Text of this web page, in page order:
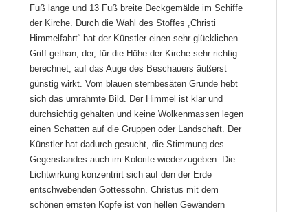
Fuß lange und 13 Fuß breite Deckgemälde im Schiffe
der Kirche. Durch die Wahl des Stoffes „Christi
Himmelfahrt“ hat der Künstler einen sehr glücklichen
Griff gethan, der, für die Höhe der Kirche sehr richtig
berechnet, auf das Auge des Beschauers äußerst
günstig wirkt. Vom blauen sternbesäten Grunde hebt
sich das umrahmte Bild. Der Himmel ist klar und
durchsichtig gehalten und keine Wolkenmassen legen
einen Schatten auf die Gruppen oder Landschaft. Der
Künstler hat dadurch gesucht, die Stimmung des
Gegenstandes auch im Kolorite wiederzugeben. Die
Lichtwirkung konzentrirt sich auf den der Erde
entschwebenden Gottessohn. Christus mit dem
schönen ernsten Kopfe ist von hellen Gewändern